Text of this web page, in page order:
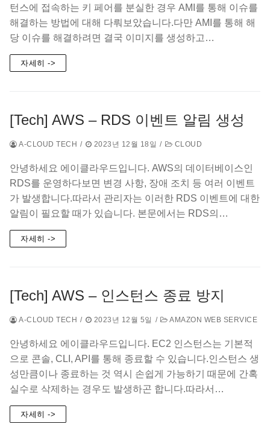
턴스에 접속하는 키 페어를 분실한 경우 AMI를 통해 이슈를
해결하는 방법에 대해 다뤄보았습니다.다만 AMI를 통해 해
당 이슈를 해결하려면 결국 이미지를 생성하고…
자세히 ->
[Tech] AWS – RDS 이벤트 알림 생성
A-CLOUD TECH / 2023년 12월 18일 / CLOUD
안녕하세요 에이클라우드입니다. AWS의 데이터베이스인
RDS를 운영하다보면 변경 사항, 장애 조치 등 여러 이벤트
가 발생합니다.따라서 관리자는 이러한 RDS 이벤트에 대한
알림이 필요할 때가 있습니다. 본문에서는 RDS의…
자세히 ->
[Tech] AWS – 인스턴스 종료 방지
A-CLOUD TECH / 2023년 12월 5일 / AMAZON WEB SERVICE
안녕하세요 에이클라우드입니다. EC2 인스턴스는 기본적
으로 콘솔, CLI, API를 통해 종료할 수 있습니다.인스턴스 생
성만큼이나 종료하는 것 역시 손쉽게 가능하기 때문에 간혹
실수로 삭제하는 경우도 발생하곤 합니다.따라서…
자세히 ->